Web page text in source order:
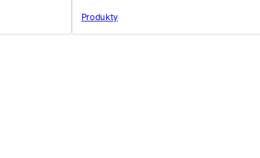
Produkty